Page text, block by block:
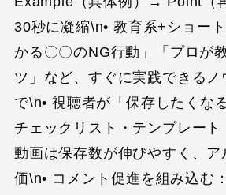
30秒に凝縮\n• 教育系+ショー
かる〇〇のNG行動」「プロが
ツ」など、すぐに実践できるノ
で\n• 視聴者が「保存したくな
チェックリスト・テンプレート
動画は保存数が伸びやすく、ア
価\n• コメント促進を組み込む